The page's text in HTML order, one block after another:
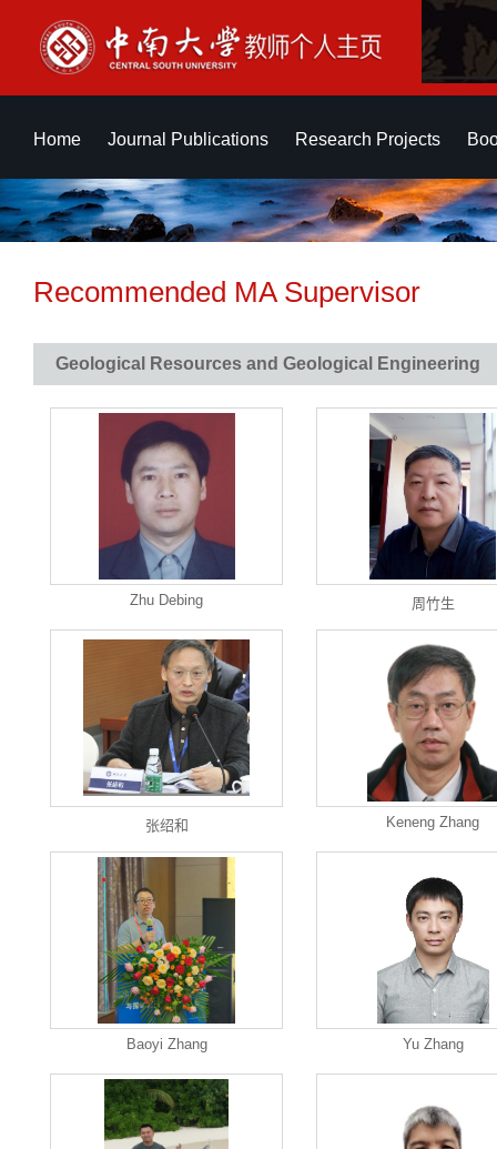
Home Journal Publications Research Projects
Recommended MA Supervisor
Geological Resources and Geological Engineering
Zhu Debing 周竹生
张绍和 Keneng Zhang
Baoyi Zhang Yu Zhang